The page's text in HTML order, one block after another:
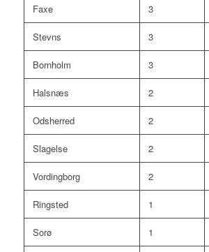
Faxe 3
Stevns 3
Bornholm 3
Halsnæs 2
Odsherred 2
Slagelse 2
Vordingborg 2
Ringsted 1
Sorø 1